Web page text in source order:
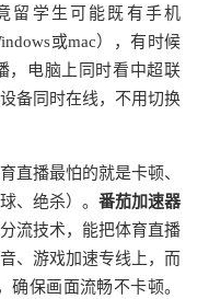
留学生可能既有手机
或mac），有时候
，电脑上同时看中超联
备同时在线，不用切换
直播最怕的就是卡顿、
、绝杀）。 番茄加速器
流技术，能把体育直播
、游戏加速专线上，而
确保画面流畅不卡顿。